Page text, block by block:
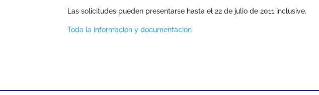
Las solicitudes pueden presentarse hasta el 22 de julio de 2011 inclusive.
Toda la información y documentación